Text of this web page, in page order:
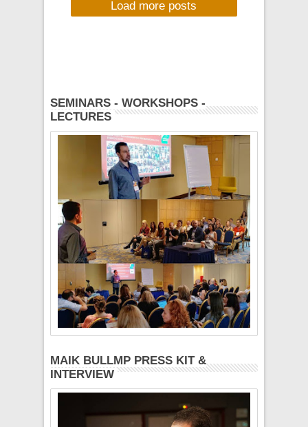
MORERADIO, ΤΡΙΤΗLoad more posts
SEMINARS - WORKSHOPS -
LECTURES
MAIK BULLMP PRESS KIT &
INTERVIEW